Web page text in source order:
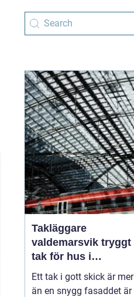
Takläggare
valdemarsvik tryggt
tak för hus i
kustklimat
Ett tak i gott skick är mer
än en snygg fasaddet är